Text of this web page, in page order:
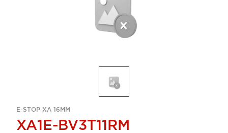
E-STOP XA 16MM
XA1E-BV3T11RM